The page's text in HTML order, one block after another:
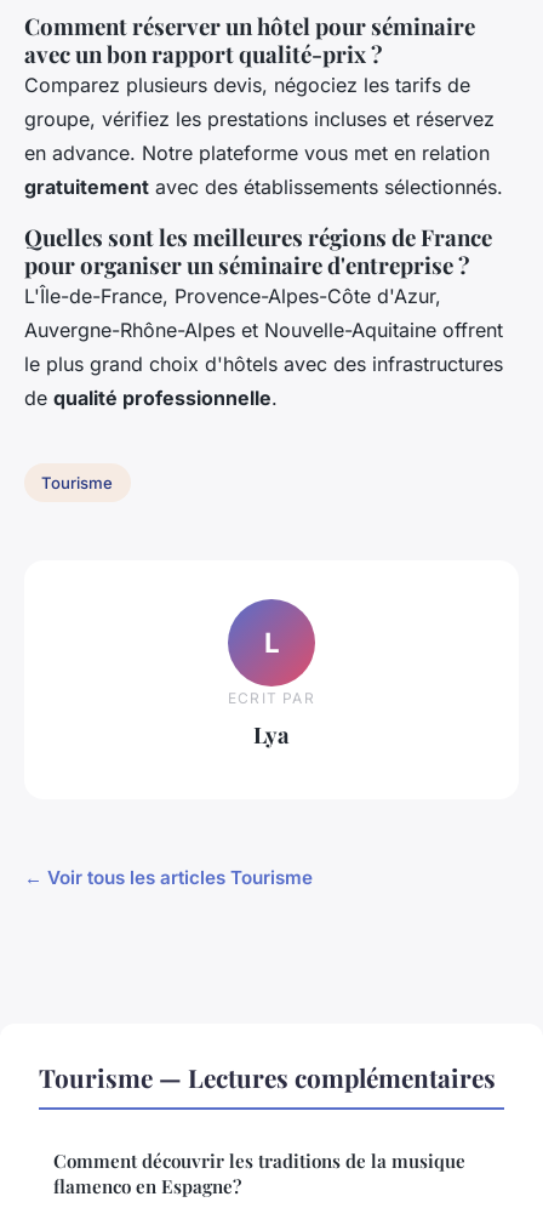
Comment réserver un hôtel pour séminaire
avec un bon rapport qualité-prix ?
Comparez plusieurs devis, négociez les tarifs de
groupe, vérifiez les prestations incluses et réservez
en advance. Notre plateforme vous met en relation
gratuitement avec des établissements sélectionnés.
Quelles sont les meilleures régions de France
pour organiser un séminaire d'entreprise ?
L'Île-de-France, Provence-Alpes-Côte d'Azur,
Auvergne-Rhône-Alpes et Nouvelle-Aquitaine offrent
le plus grand choix d'hôtels avec des infrastructures
de qualité professionnelle.
Tourisme
L
ECRIT PAR
Lya
← Voir tous les articles Tourisme
Tourisme — Lectures complémentaires
Comment découvrir les traditions de la musique
flamenco en Espagne?